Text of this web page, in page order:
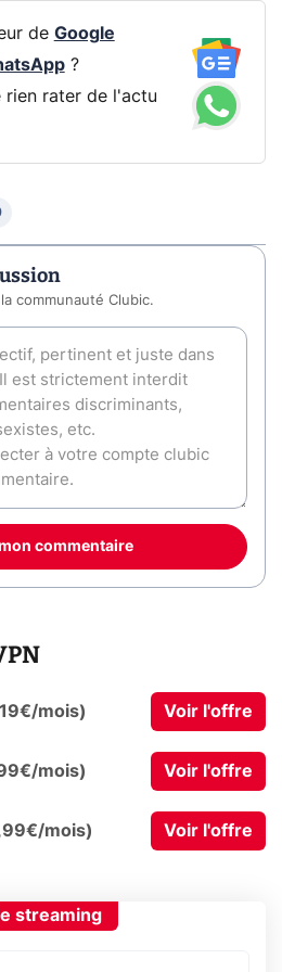
de Google
?
rien rater de l'actu
communauté Clubic.
commentaire
mois) Voir l'offre
mois) Voir l'offre
mois) Voir l'offre
streaming